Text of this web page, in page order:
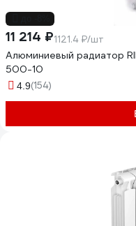
11 214 ₽1121.4 ₽/шт
Алюминиевый радиатор
500-10
4.9(154)